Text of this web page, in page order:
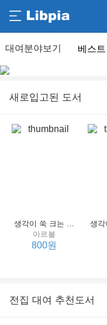
베스트
새로입고된 도서
생각이 쑥 크는 세계 명작 4 : 언어 편
아르볼
800원
전집 대여 추천도서